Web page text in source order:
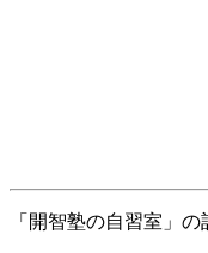
「開智塾の自習室」